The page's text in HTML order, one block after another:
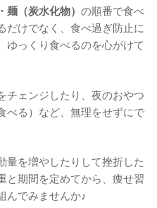
（炭水化物） の順番で食べ
だけでなく、食べ過ぎ防止に
ゆっくり食べるのを心がけて
チェンジしたり、夜のおやつ
べる）など、無理をせずにで
量を増やしたりして挫折した
と期間を定めてから、痩せ習
んでみませんか♪